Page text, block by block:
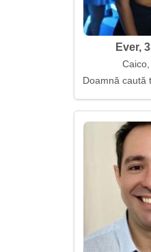
Ever,
Doamnă caută